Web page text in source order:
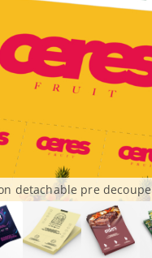
detachable pre decoupe